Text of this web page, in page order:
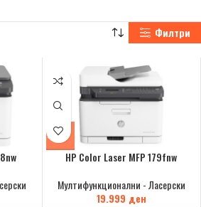
Филтри
HP Color Laser MFP 179fnw
Мултифункционални - Ласерски
19.999 ден